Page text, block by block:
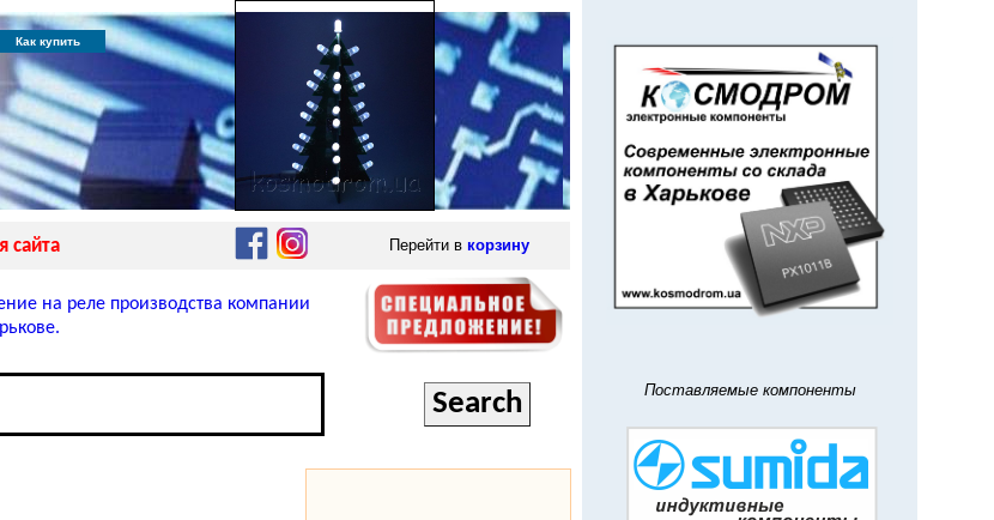
Как купить
сайта Перейти в корзину
на реле производства компании
Поставляемые компоненты